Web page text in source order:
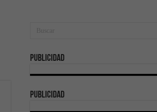
Publicidad
publicidad